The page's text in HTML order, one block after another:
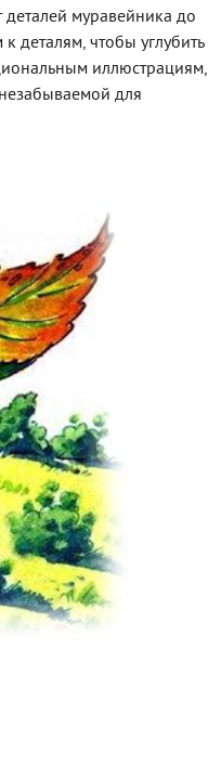
муравейника до
чтобы углубить
иллюстрациям,
для